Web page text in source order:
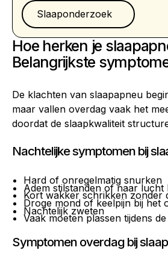
Slaaponderzoek
Slaaponderzoek
Hoe herken je
Belangrijkste
De klachten van slaapapneu
maar vallen overdag vaak het
doordat de slaapkwaliteit
Nachtelijke symptomen bij
Hard of onregelmatig snurken
Adem stilstanden of naar lucht
Kort wakker schrikken zonder
Droge mond of keelpijn bij het
Nachtelijk zweten
Vaak moeten plassen tijdens
Symptomen overdag bij